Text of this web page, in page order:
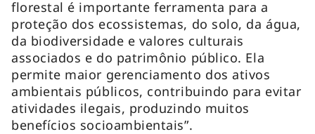
florestal é importante ferramenta para a
proteção dos ecossistemas, do solo, da água,
da biodiversidade e valores culturais
associados e do patrimônio público. Ela
permite maior gerenciamento dos ativos
ambientais públicos, contribuindo para evitar
atividades ilegais, produzindo muitos
benefícios socioambientais”.